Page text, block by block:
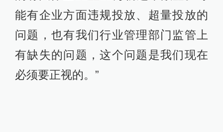
能有企业方面违规投放、超量投放的
问题，也有我们行业管理部门监管上
有缺失的问题，这个问题是我们现在
必须要正视的。”